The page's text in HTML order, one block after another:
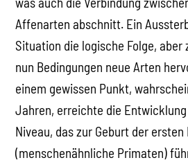
Affenarten abschnitt. Ein
Situation die logische Folge,
nun Bedingungen neue Arten
einem gewissen Punkt,
Jahren, erreichte die
Niveau, das zur Geburt der ersten
(menschenähnliche Primaten)